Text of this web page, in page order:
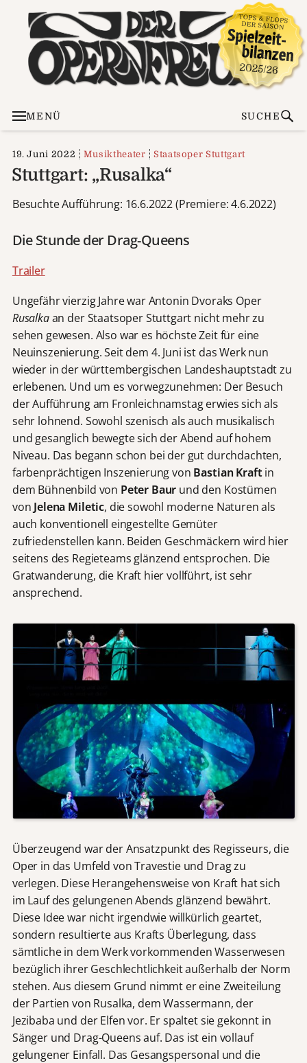
MENÜ SUCHE
19. Juni 2022 Musiktheater Staatsoper Stuttgart
Stuttgart: „Rusalka“
Besuchte Aufführung: 16.6.2022 (Premiere: 4.6.2022)
Die Stunde der Drag-Queens
Trailer
Ungefähr vierzig Jahre war Antonin Dvoraks Oper
Rusalkaan der Staatsoper Stuttgart nicht mehr zu
sehen gewesen. Also war es höchste Zeit für eine
Neuinszenierung. Seit dem 4. Juni ist das Werk nun
wieder in der württembergischen Landeshauptstadt zu
erlebenen. Und um es vorwegzunehmen: Der Besuch
der Aufführung am Fronleichnamstag erwies sich als
sehr lohnend. Sowohl szenisch als auch musikalisch
und gesanglich bewegte sich der Abend auf hohem
Niveau. Das begann schon bei der gut durchdachten,
farbenprächtigen Inszenierung von Bastian Kraftin
dem Bühnenbild von Peter Baur und den Kostümen
von Jelena Miletic, die sowohl moderne Naturen als
auch konventionell eingestellte Gemüter
zufriedenstellen kann. Beiden Geschmäckern wird hier
seitens des Regieteams glänzend entsprochen. Die
Gratwanderung, die Kraft hier vollführt, ist sehr
ansprechend.
Überzeugend war der Ansatzpunkt des Regisseurs, die
Oper in das Umfeld von Travestie und Drag zu
verlegen. Diese Herangehensweise von Kraft hat sich
im Lauf des gelungenen Abends glänzend bewährt.
Diese Idee war nicht irgendwie willkürlich geartet,
sondern resultierte aus Krafts Überlegung, dass
sämtliche in dem Werk vorkommenden Wasserwesen
bezüglich ihrer Geschlechtlichkeit außerhalb der Norm
stehen. Aus diesem Grund nimmt er eine Zweiteilung
der Partien von Rusalka, dem Wassermann, der
Jezibaba und der Elfen vor. Er spaltet sie gekonnt in
Sänger und Drag-Queens auf. Das ist ein vollauf
gelungener Einfall. Das Gesangspersonal und die